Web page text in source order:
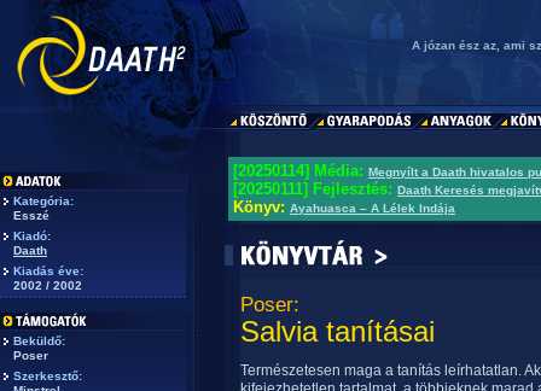
A józan ész az, ami
Kategória:
Esszé
Kiadó:
Daath
Kiadás éve:
2002 / 2002
Beküldő:
Poser
Szerkesztő:
[20250114] Média: Megnyílt a Daath hivatalos
[20250111] Fejlesztés: Daath Keresés
Könyv: Ayahuasca – A Lélek Indája
Poser:
Salvia tanításai
Természetesen maga a tanítás leírhatatlan.